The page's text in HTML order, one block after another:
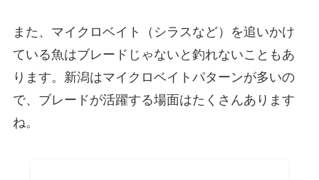
また、マイクロベイト（シラスなど）を追いかけ
ている魚はブレードじゃないと釣れないこともあ
ります。新潟はマイクロベイトパターンが多いの
で、ブレードが活躍する場面はたくさんあります
ね。